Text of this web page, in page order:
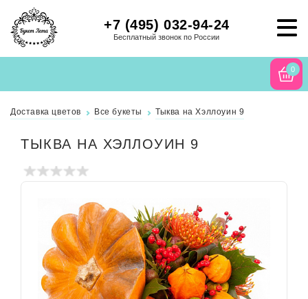
+7 (495) 032-94-24
Бесплатный звонок по России
0
Доставка цветов Все букеты Тыква на Хэллоуин 9
ТЫКВА НА ХЭЛЛОУИН 9